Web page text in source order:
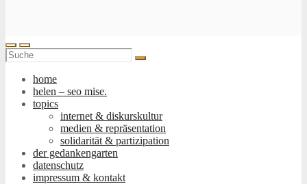
home
helen – seo mise.
topics
internet & diskurskultur
medien & repräsentation
solidarität & partizipation
der gedankengarten
datenschutz
impressum & kontakt